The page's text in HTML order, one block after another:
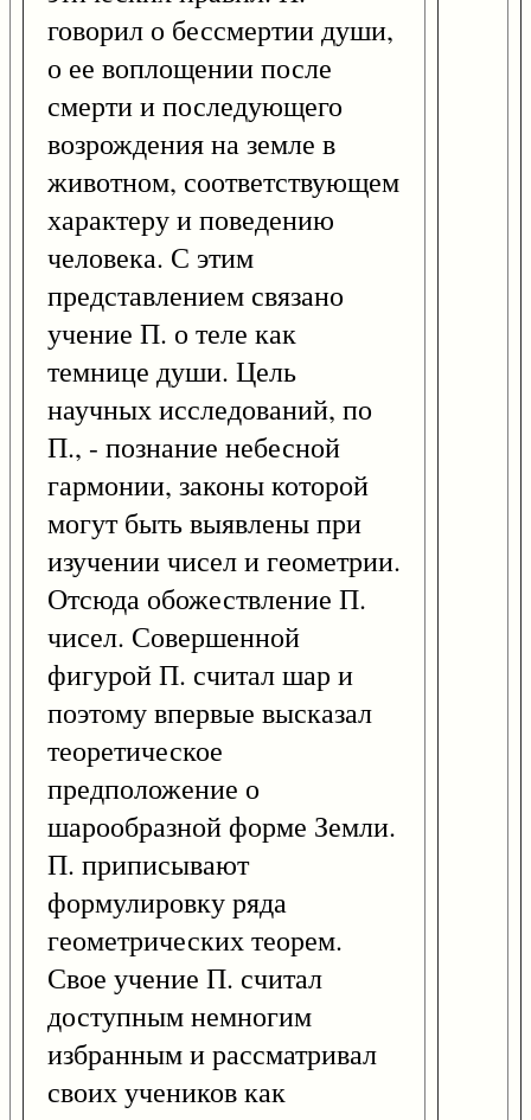
говорил о бессмертии души,
о ее воплощении после
смерти и последующего
возрождения на земле в
животном, соответствующем
характеру и поведению
человека. С этим
представлением связано
учение П. о теле как
темнице души. Цель
научных исследований, по
П., - познание небесной
гармонии, законы которой
могут быть выявлены при
изучении чисел и геометрии.
Отсюда обожествление П.
чисел. Совершенной
фигурой П. считал шар и
поэтому впервые высказал
теоретическое
предположение о
шарообразной форме Земли.
П. приписывают
формулировку ряда
геометрических теорем.
Свое учение П. считал
доступным немногим
избранным и рассматривал
своих учеников как